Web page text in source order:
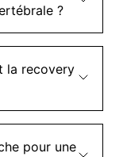
?
la recovery
pour une